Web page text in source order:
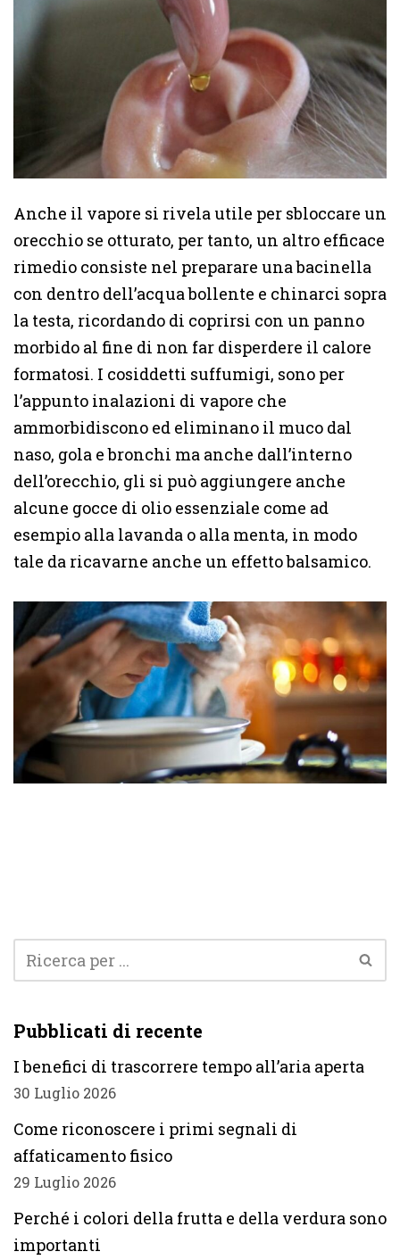
Anche il vapore si rivela utile per sbloccare un
orecchio se otturato, per tanto, un altro efficace
rimedio consiste nel preparare una bacinella
con dentro dell’acqua bollente e chinarci sopra
la testa, ricordando di coprirsi con un panno
morbido al fine di non far disperdere il calore
formatosi. I cosiddetti suffumigi, sono per
l’appunto inalazioni di vapore che
ammorbidiscono ed eliminano il muco dal
naso, gola e bronchi ma anche dall’interno
dell’orecchio, gli si può aggiungere anche
alcune gocce di olio essenziale come ad
esempio alla lavanda o alla menta, in modo
tale da ricavarne anche un effetto balsamico.
Pubblicati di recente
I benefici di trascorrere tempo all’aria aperta
30 Luglio 2026
Come riconoscere i primi segnali di
affaticamento fisico
29 Luglio 2026
Perché i colori della frutta e della verdura sono
importanti